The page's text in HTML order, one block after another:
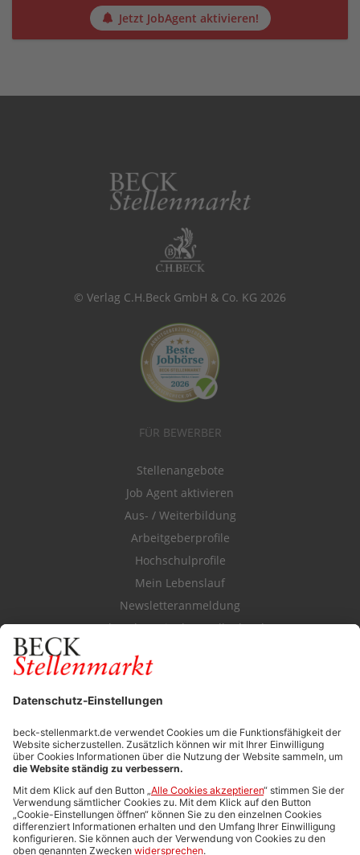
Jetzt JobAgent aktivieren!
© Verlag C.H.Beck GmbH & Co. KG 2026
FÜR BEWERBER
Stellenangebote
Job Agent aktivieren
Aus- / Weiterbildung
Arbeitgeberprofile
Hochschulprofile
Mein Lebenslauf
Newsletteranmeldung
Durchsuchen Sie den Stellenkatalog
FÜR ARBEITGEBER
Stellenmarktpreise
Anzeigen-AGB
Media-Daten
Newsletteranmeldung
Produktübersicht
ALLGEMEIN